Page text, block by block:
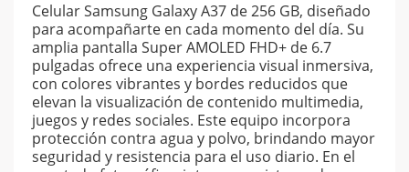
Celular Samsung Galaxy A37 de 256 GB, diseñado
para acompañarte en cada momento del día. Su
amplia pantalla Super AMOLED FHD+ de 6.7
pulgadas ofrece una experiencia visual inmersiva,
con colores vibrantes y bordes reducidos que
elevan la visualización de contenido multimedia,
juegos y redes sociales. Este equipo incorpora
protección contra agua y polvo, brindando mayor
seguridad y resistencia para el uso diario. En el